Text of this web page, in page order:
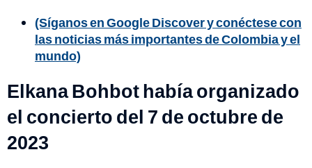
(Síganos en Google Discover y conéctese con
las noticias más importantes de Colombia y el
mundo)
Elkana Bohbot había organizado
el concierto del 7 de octubre de
2023